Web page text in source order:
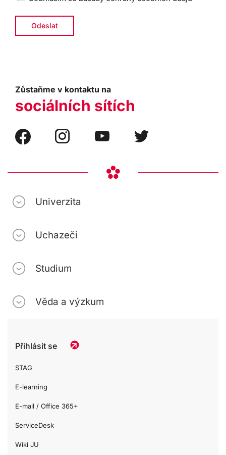
Zůstaňme v kontaktu na
sociálních sítích
Univerzita
Uchazeči
Studium
Věda a výzkum
Přihlásit se
STAG
E-learning
E-mail / Office 365+
ServiceDesk
Wiki JU